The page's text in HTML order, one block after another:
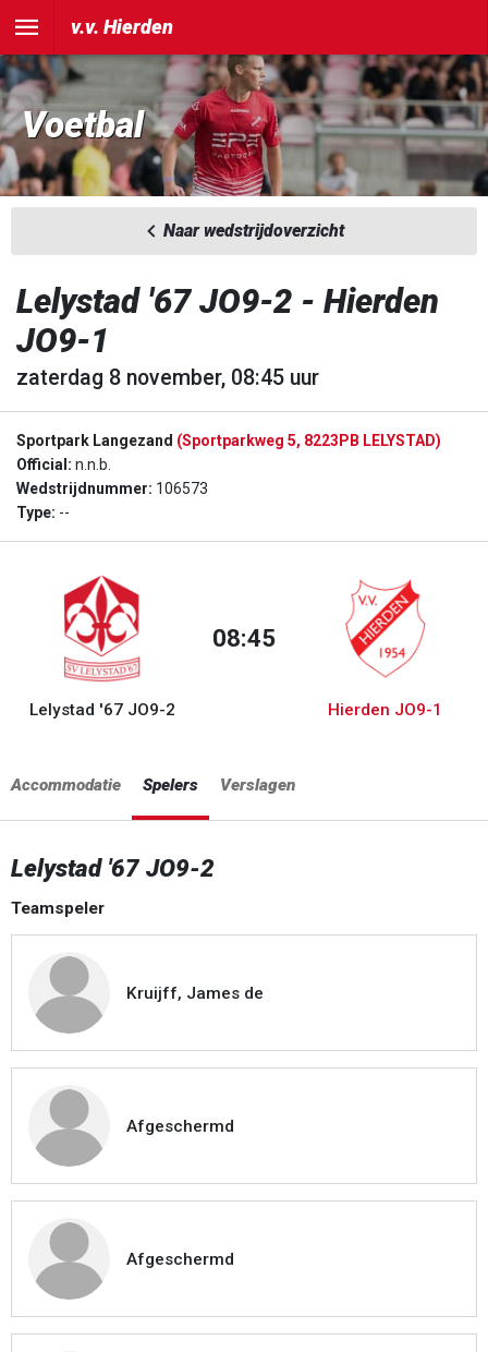
v.v. Hierden
Voetbal
Naar wedstrijdoverzicht
Lelystad '67 JO9-2 - Hierden
JO9-1
zaterdag 8 november, 08:45 uur
Sportpark Langezand (Sportparkweg 5, 8223PB LELYSTAD)
Official: n.n.b.
Wedstrijdnummer: 106573
Type: --
Lelystad '67 JO9-2
08:45
Hierden JO9-1
Accommodatie Spelers Verslagen
Lelystad '67 JO9-2
Teamspeler
Kruijff, James de
Afgeschermd
Afgeschermd